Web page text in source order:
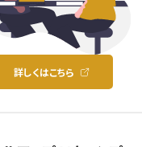
詳しくはこちら